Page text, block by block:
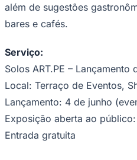
São Paulo
além de sugestões
bares e cafés.
Serviço:
Solos ART.PE – Lançamento
Local: Terraço de Eventos,
Lançamento: 4 de junho
Exposição aberta ao
Entrada gratuita